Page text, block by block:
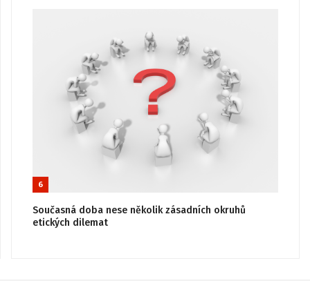
6
Současná doba nese několik zásadních okruhů
etických dilemat